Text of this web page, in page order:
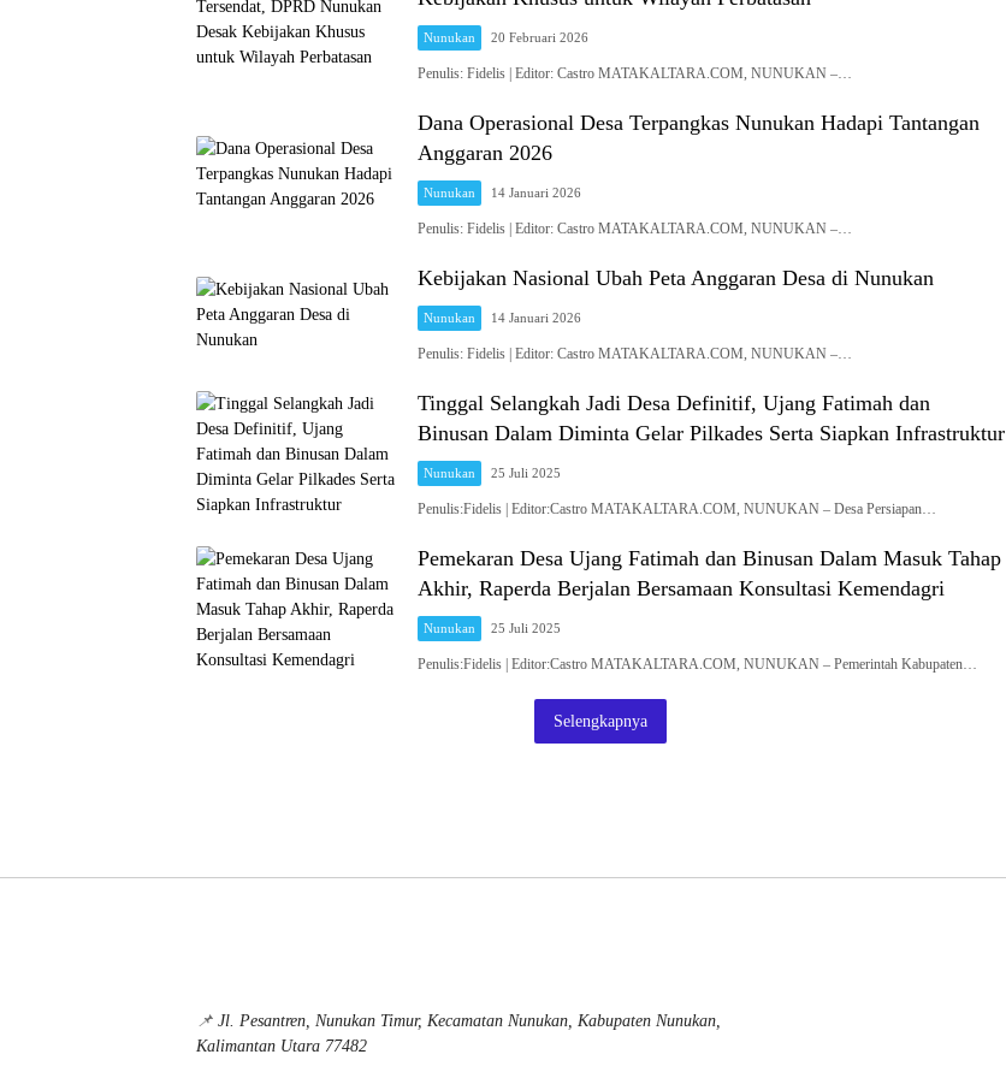
Nunukan 20 Februari 2026
Penulis: Fidelis | Editor: Castro MATAKALTARA.COM, NUNUKAN –…
Dana Operasional Desa Terpangkas Nunukan Hadapi Tantangan
Anggaran 2026
Nunukan 14 Januari 2026
Penulis: Fidelis | Editor: Castro MATAKALTARA.COM, NUNUKAN –…
Kebijakan Nasional Ubah Peta Anggaran Desa di Nunukan
Nunukan 14 Januari 2026
Penulis: Fidelis | Editor: Castro MATAKALTARA.COM, NUNUKAN –…
Tinggal Selangkah Jadi Desa Definitif, Ujang Fatimah dan
Binusan Dalam Diminta Gelar Pilkades Serta Siapkan Infrastruktur
Nunukan 25 Juli 2025
Penulis:Fidelis | Editor:Castro MATAKALTARA.COM, NUNUKAN – Desa Persiapan…
Pemekaran Desa Ujang Fatimah dan Binusan Dalam Masuk Tahap
Akhir, Raperda Berjalan Bersamaan Konsultasi Kemendagri
Nunukan 25 Juli 2025
Penulis:Fidelis | Editor:Castro MATAKALTARA.COM, NUNUKAN – Pemerintah Kabupaten…
Selengkapnya
📌 Jl. Pesantren, Nunukan Timur, Kecamatan Nunukan, Kabupaten Nunukan,
Kalimantan Utara 77482